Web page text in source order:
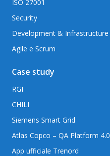
ISO 27001
Security
Development & Infrastructure
Agile e Scrum
Case study
RGI
CHILI
Siemens Smart Grid
Atlas Copco – QA Platform 4.0
App ufficiale Trenord